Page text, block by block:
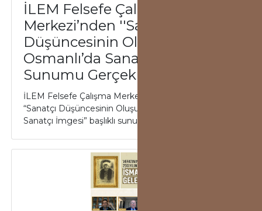
İLEM Felsefe Çalışmaları
Merkezi’nden ''Sanatçı
Düşüncesinin Oluşumu ve
Osmanlı’da Sanatçı İmgesi''
Sunumu Gerçekleşti
İLEM Felsefe Çalışma Merkezi'nin düzenlediği
“Sanatçı Düşüncesinin Oluşumu ve Osmanlı’da
Sanatçı İmgesi” başlıklı sunumu İskender Erol'un k...